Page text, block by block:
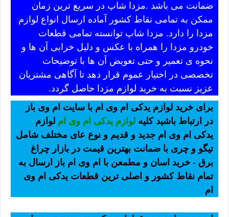
ضمانت می باشد .مزدا شاپ در سریع ترین زمان
ممکن به تمامی نقاط کشور آماده ارسال انواع لوازم
مزدا را دارد. مزدا شاپ توانسته تمامی قطعات
خودرو مزدا را همراه با عکس و دلیل خرابی آن ها و
نحوه ی تعمیر و حتی تعویض آن ها با توضیحات
تخصصی در اختیار عموم قرار دهد تا آگاهی مشتریان
عزیز نسبت به خرید لوازم مزدا حاصل گردد.
برای خرید لوازم یدکی ام وی ام با سایت ام وی باز
در ارتباط باشید کلیه لوازم یدکی ام وی ام لوازم
یدکی ام وی ام جدید و قدیم و نوع عای مختلف شامل
تیگو و چری با ضمانت بهترین قیمت در بازار چراغ
برق - خرید اسان و مطمعن با ام وی ام باز ارسال به
تمام نقاط کشور و اصلی ترین قطعات یدکی ام وی
ام